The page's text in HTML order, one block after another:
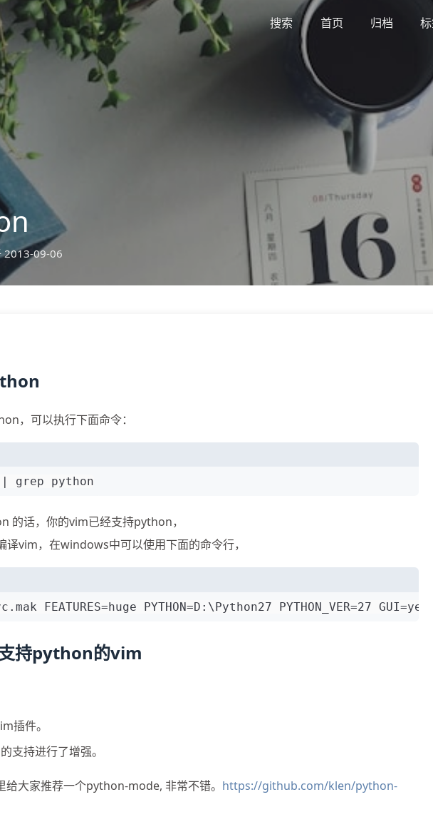
搜索 首页 归档
2013-09-06
，可以执行下面命令：
grep python
的话，你的vim已经支持python，
译vim，在windows中可以使用下面的命令行，
FEATURES=huge PYTHON=D:\Python27 PYTHON_VER=27 GUI=yes
持python的vim
插件。
支持进行了增强。
大家推荐一个python-mode, 非常不错。 https://github.com/klen/python-